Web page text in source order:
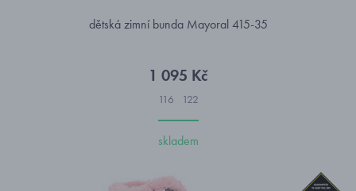
dětská zimní bunda Mayoral 415-35
1 095 Kč
116 122
skladem